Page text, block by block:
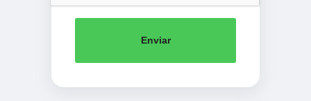
Enviar